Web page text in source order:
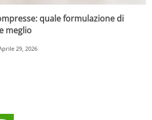
quale formulazione di
meglio
29, 2026